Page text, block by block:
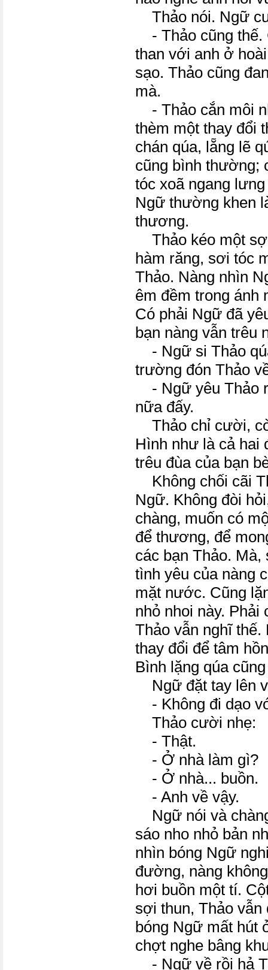
Thảo nói. Ngữ
- Thảo cũng thế.
than với anh ở
sạo. Thảo cũng
mà.
- Thảo cắn môi
thèm một thay đổi
chán qúa, lẵng lẽ
cũng bình thường;
tóc xoã ngang
Ngữ thường khen
thương.
Thảo kéo một
hàm răng, sơi tóc
Thảo. Nàng nhìn
êm đềm trong ánh
Có phải Ngữ đã
bạn nàng vẫn trêu
- Ngữ si Thảo
trường đón Thảo
- Ngữ yêu Thảo
nữa đấy.
Thảo chỉ cười,
Hình như là cả hai
trêu đùa của bạn
Không chối cãi
Ngữ. Không đòi
chàng, muốn có
để thương, để
các bạn Thảo. Mà,
tình yêu của nàng
mặt nước. Cũng
nhỏ nhoi này. Phải
Thảo vẫn nghĩ
thay đổi để tâm
Bình lặng qúa
Ngữ đặt tay lên
- Không đi dạo
Thảo cười nhẹ:
- Thật.
- Ở nhà làm gì?
- Ở nhà... buồn.
- Anh về vậy.
Ngữ nói và
sáo nho nhỏ bản
nhìn bóng Ngữ
đường, nàng
hơi buồn một tí.
sợi thun, Thảo
bóng Ngữ mất hút
chợt nghe bâng
- Ngữ về rồi hả